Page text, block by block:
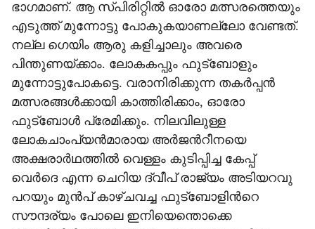
ഭാഗമാണ്. ആ സ്പിരിറ്റിൽ ഓരോ മത്സരത്തെയും
എടുത്ത് മുന്നോട്ടു പോകുകയാണല്ലോ വേണ്ടത്.
നല്ല ഗെയിം ആരു കളിച്ചാലും അവരെ
പിന്തുണയ്ക്കാം. ലോകകപ്പും ഫുട്ബോളും
മുന്നോട്ടുപോകട്ടെ. വരാനിരിക്കുന്ന തകർപ്പൻ
മത്സരങ്ങൾക്കായി കാത്തിരിക്കാം, ഓരോ
ഫുട്ബോൾ പ്രേമിക്കും. നിലവിലുള്ള
ലോകചാംപ്യൻമാരായ അർജന്‍റീനയെ
അക്ഷരാർഥത്തിൽ വെള്ളം കുടിപ്പിച്ച കേപ്പ്
വെർദെ എന്ന ചെറിയ ദ്വീപ് രാജ്യം അടിയറവു
പറയും മുൻപ് കാഴ്ചവച്ച ഫുട്ബോളിന്‍റെ
സൗന്ദര്യം പോലെ ഇനിയെന്തൊക്കെ